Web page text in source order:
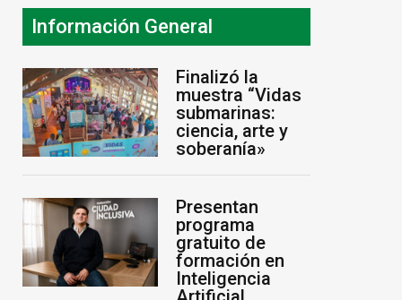
Información General
Finalizó la
muestra “Vidas
submarinas:
ciencia, arte y
soberanía»
Presentan
programa
gratuito de
formación en
Inteligencia